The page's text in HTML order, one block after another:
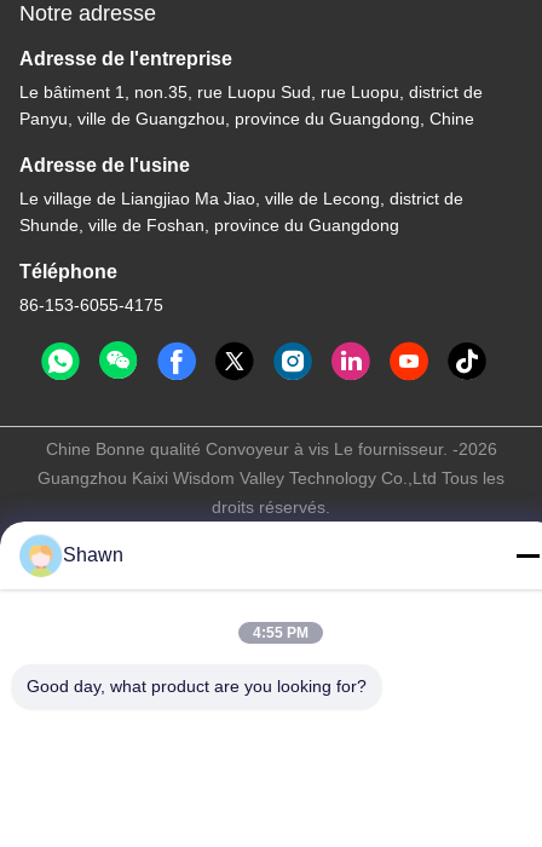
Notre adresse
Adresse de l'entreprise
Le bâtiment 1, non.35, rue Luopu Sud, rue Luopu, district de
Panyu, ville de Guangzhou, province du Guangdong, Chine
Adresse de l'usine
Le village de Liangjiao Ma Jiao, ville de Lecong, district de
Shunde, ville de Foshan, province du Guangdong
Téléphone
86-153-6055-4175
Chine Bonne qualité Convoyeur à vis Le fournisseur. -2026
Guangzhou Kaixi Wisdom Valley Technology Co.,Ltd Tous les
droits réservés.
Shawn
4:55 PM
Good day, what product are you looking for?